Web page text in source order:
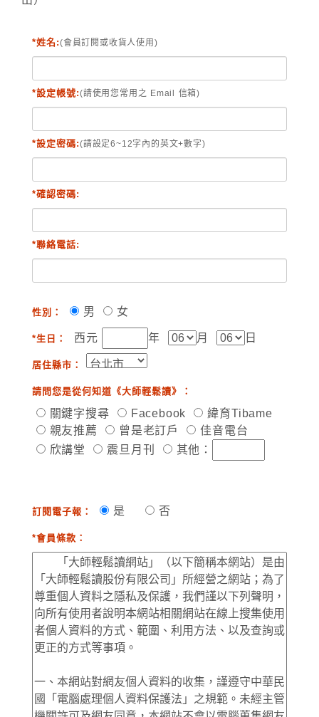
*姓名:(會員訂閱或收貨人使用)
*設定帳號:(請使用您常用之 Email 信箱)
*設定密碼:(請設定6~12字內的英文+數字)
*確認密碼:
*聯絡電話:
性別： 男 女
*生日： 西元 年 月 日
居住縣市：
請問您是從何知道《大師輕鬆讀》：
關鍵字搜尋 Facebook
緯育Tibame
親友推薦
曾是老訂戶
佳音電台
欣講堂
震旦月刊 其他：
訂閱電子報： 是 否
*會員條款：